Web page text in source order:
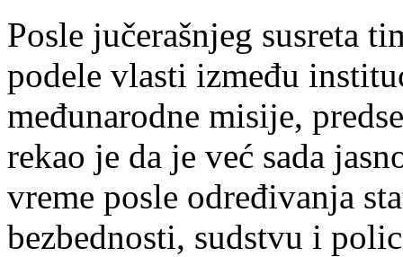
Posle jučerašnjeg susreta
podele vlasti između
međunarodne misije,
rekao je da je već sada
vreme posle određivanja
bezbednosti, sudstvu i